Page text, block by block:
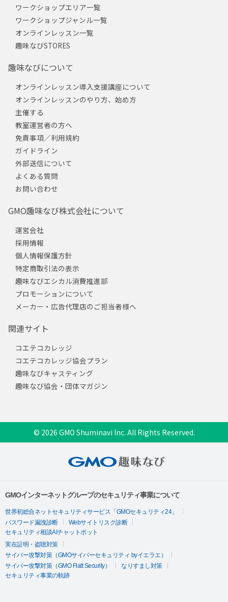
ワークショップエリア一覧
ワークショップジャンル一覧
オンラインレッスン一覧
趣味なびSTORES
趣味なびについて
オンラインレッスン導入支援講座について
オンラインレッスンのやり方、始め方
主催する
教室運営者の方へ
免責事項／利用規約
ガイドライン
外部送信について
よくある質問
お問い合わせ
GMO趣味なび株式会社について
運営会社
採用情報
個人情報保護方針
特定商取引法の表示
趣味なびエシカル消費推進部
プロモーションについて
メーカー・広告代理店のご担当者様へ
関連サイト
コエテコカレッジ
コエテコカレッジ協会プラン
趣味なびキャスティング
趣味なび協会・団体マガジン
© 2026 GMO Shuminavi Inc. All Rights Reserved.